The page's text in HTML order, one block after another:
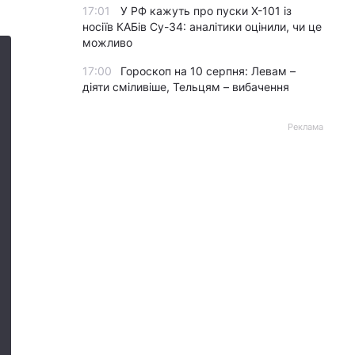
17:01
У РФ кажуть про пуски Х-101 із
носіїв КАБів Су-34: аналітики оцінили, чи це
можливо
17:00
Гороскоп на 10 серпня: Левам –
діяти сміливіше, Тельцям – вибачення
Реклама